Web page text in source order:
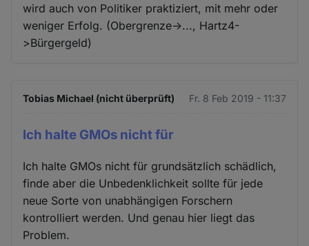
wird auch von Politiker praktiziert, mit mehr oder
weniger Erfolg. (Obergrenze->..., Hartz4-
>Bürgergeld)
Tobias Michael (nicht überprüft) Fr. 8 Feb 2019 - 11:37
Ich halte GMOs nicht für
Ich halte GMOs nicht für grundsätzlich schädlich,
finde aber die Unbedenklichkeit sollte für jede
neue Sorte von unabhängigen Forschern
kontrolliert werden. Und genau hier liegt das
Problem.